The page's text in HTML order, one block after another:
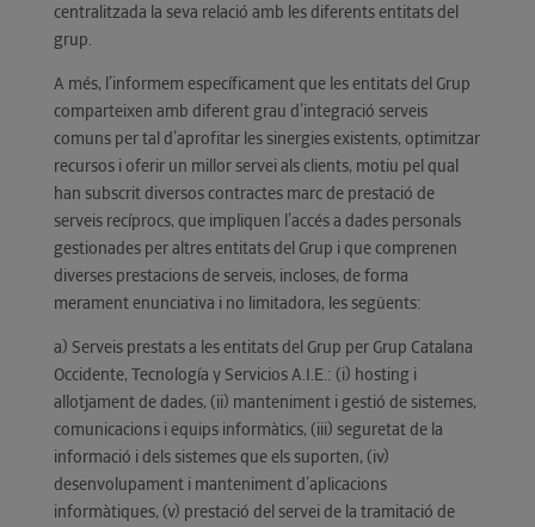
centralitzada la seva relació amb les diferents entitats del
grup.
A més, l’informem específicament que les entitats del Grup
comparteixen amb diferent grau d’integració serveis
comuns per tal d’aprofitar les sinergies existents, optimitzar
recursos i oferir un millor servei als clients, motiu pel qual
han subscrit diversos contractes marc de prestació de
serveis recíprocs, que impliquen l’accés a dades personals
gestionades per altres entitats del Grup i que comprenen
diverses prestacions de serveis, incloses, de forma
merament enunciativa i no limitadora, les següents:
a) Serveis prestats a les entitats del Grup per Grup Catalana
Occidente, Tecnología y Servicios A.I.E.: (i) hosting i
allotjament de dades, (ii) manteniment i gestió de sistemes,
comunicacions i equips informàtics, (iii) seguretat de la
informació i dels sistemes que els suporten, (iv)
desenvolupament i manteniment d’aplicacions
informàtiques, (v) prestació del servei de la tramitació de